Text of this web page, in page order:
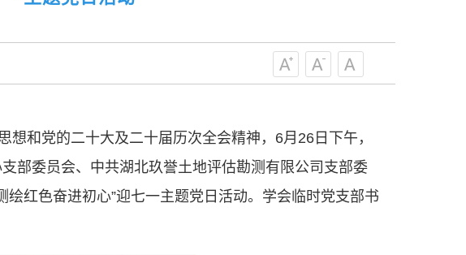
类命运共同体作出更大贡献。
中国科协各级组织要坚持为科技工作者服务、为
创新驱动发展服务、为提高全民科学素质服务、为党
和政府科学决策服务的职责定位,推动开放型、枢纽
结引领广大科技工作者积极进军科技创新，组织开展
创新争先行动，促进科技繁荣发展，促进科学普及和
推广，真正成为党领导下团结联系广大科技工作者的
人民团体，成为科技创新的重要力量。
和党的二十大及二十届历次全会精神，6月26日下午，
部委员会、中共湖北玖誉土地评估勘测有限公司支部委
红色奋进初心”迎七一主题党日活动。学会临时党支部书